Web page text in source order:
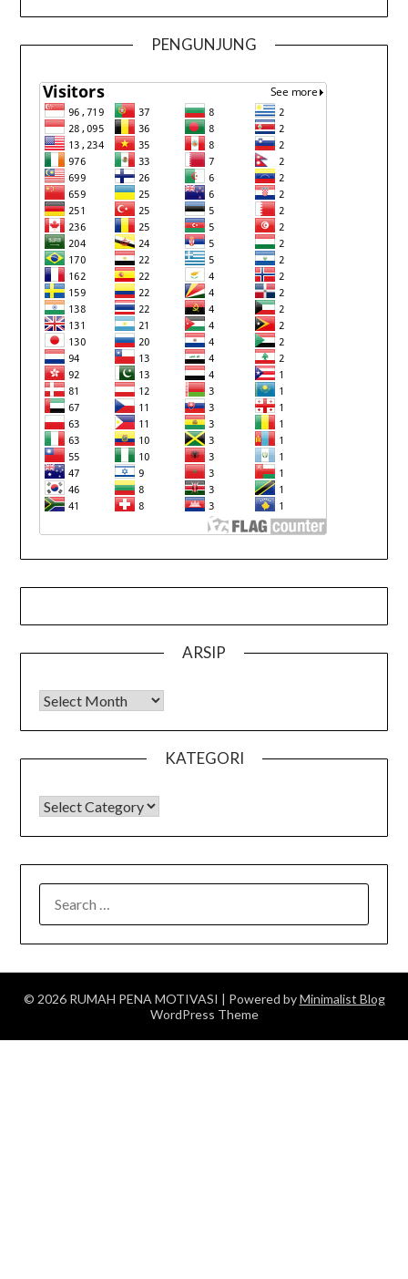
PENGUNJUNG
ARSIP
Arsip
KATEGORI
KATEGORI
FOR:
© 2026 RUMAH PENA MOTIVASI | Powered byMinimalist Blog
WordPress Theme